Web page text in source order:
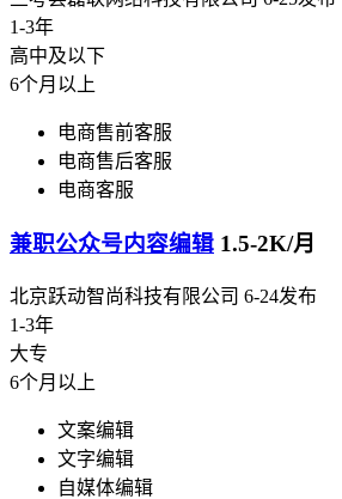
1-3年
高中及以下
6个月以上
电商售前客服
电商售后客服
电商客服
兼职公众号内容编辑 1.5-2K/月
北京跃动智尚科技有限公司 6-24发布
1-3年
大专
6个月以上
文案编辑
文字编辑
自媒体编辑